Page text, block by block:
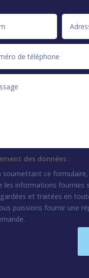
des données :
soumettant ce
les informations fournies
et traitées en
puissions fournir une